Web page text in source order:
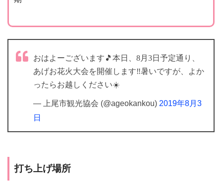
おはよーございます🎵本日、8月3日予定通り、
あげお花火大会を開催します‼️暑いですが、よか
ったらお越しください☀️
— 上尾市観光協会 (@ageokankou) 2019年8月3
日
打ち上げ場所